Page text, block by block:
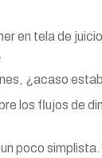
en tela de
¿acaso
los flujos de
poco